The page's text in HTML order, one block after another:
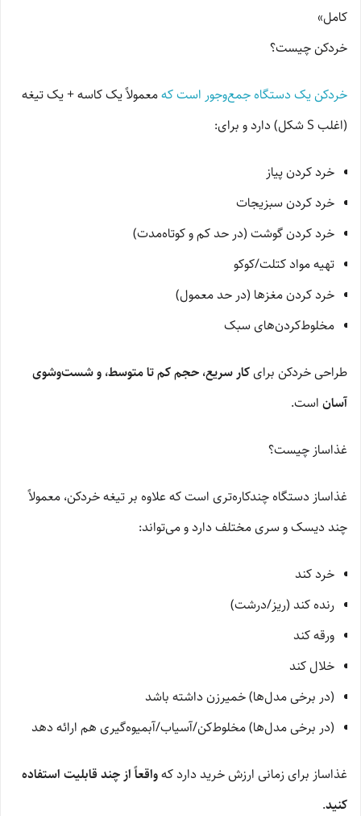
کامل»
خردکن چیست؟
خردکن یک دستگاه جمع‌وجور است کهمعمولاً یک کاسه + یک تیغه
(اغلب S شکل) دارد و برای:
خرد کردن پیاز
خرد کردن سبزیجات
خرد کردن گوشت (در حد کم و کوتاه‌مدت)
تهیه مواد کتلت/کوکو
خرد کردن مغزها (در حد معمول)
مخلوط‌کردن‌های سبک
طراحی خردکن برایکار سریع، حجم کم تا متوسط، و شست‌وشوی
آسان است.
غذاساز چیست؟
غذاساز دستگاه چندکاره‌تری است که علاوه بر تیغه خردکن، معمولاً
چند دیسک و سری مختلف دارد و می‌تواند:
خرد کند
رنده کند (ریز/درشت)
ورقه کند
خلال کند
(در برخی مدل‌ها) خمیرزن داشته باشد
(در برخی مدل‌ها) مخلوط‌کن/آسیاب/آبمیوه‌گیری هم ارائه دهد
غذاساز برای زمانی ارزش خرید دارد کهواقعاً از چند قابلیت استفاده
کنید.